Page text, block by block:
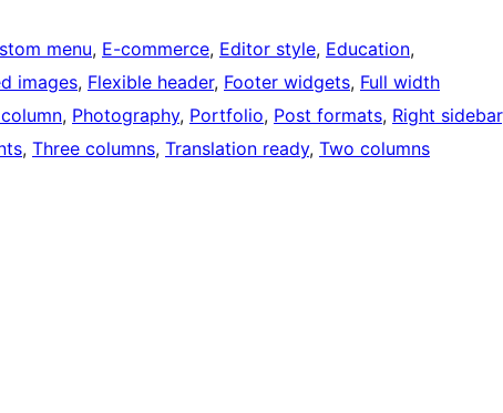
menu, E-commerce, Editor style, Education
images, Flexible header, Footer widgets, Full width
, Photography, Portfolio, Post formats, Right sidebar
, Three columns, Translation ready, Two columns